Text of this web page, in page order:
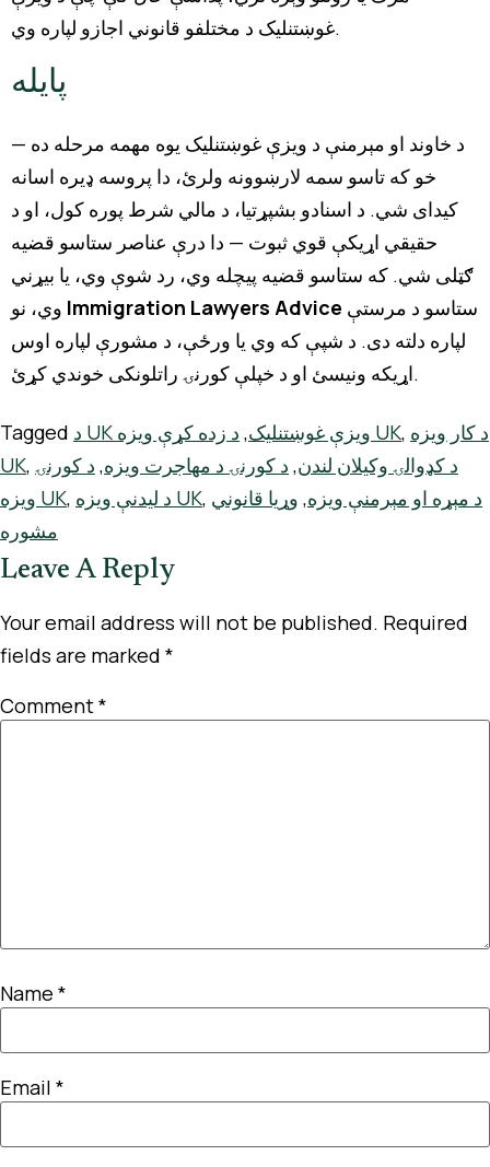
غوښتنلیک د مختلفو قانوني اجازو لپاره وي.
پایله
د خاوند او مېرمنې د ویزې غوښتنلیک یوه مهمه مرحله ده —
خو که تاسو سمه لارښوونه ولرئ، دا پروسه ډیره اسانه
کیدای شي. د اسنادو بشپړتیا، د مالي شرط پوره کول، او د
حقیقي اړیکې قوي ثبوت — دا درې عناصر ستاسو قضیه
ګټلی شي. که ستاسو قضیه پیچله وي، رد شوې وي، یا بیړني
Immigration Lawyers Advice
لپاره دلته دی. د شپې که وي یا ورځې، د مشورې لپاره اوس
اړیکه ونیسئ او د خپلې کورنۍ راتلونکی خوندي کړئ.
Tagged د UK ویزې غوښتنلیک, د زده کړې ویزه UK, د کار ویزه
UK, د کډوالۍ وکیلان لندن, د کورنۍ د مهاجرت ویزه, د کورنۍ
ویزه UK, د لیدنې ویزه UK, د مېړه او مېرمنې ویزه, وړیا قانوني
مشوره
Leave A Reply
Your email address will not be published. Required
fields are marked *
Comment*
Name *
Email *